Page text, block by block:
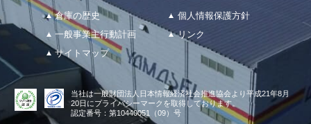
倉庫の歴史
個人情報保護方針
一般事業主行動計画
リンク
サイトマップ
当社は一般財団法人日本情報経済社会推進協会 より平成21年8月
20日にプライバシーマークを取得しております。
認定番号：第10440051（09）号